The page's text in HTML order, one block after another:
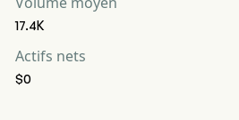
17.4K
Actifs nets
$0